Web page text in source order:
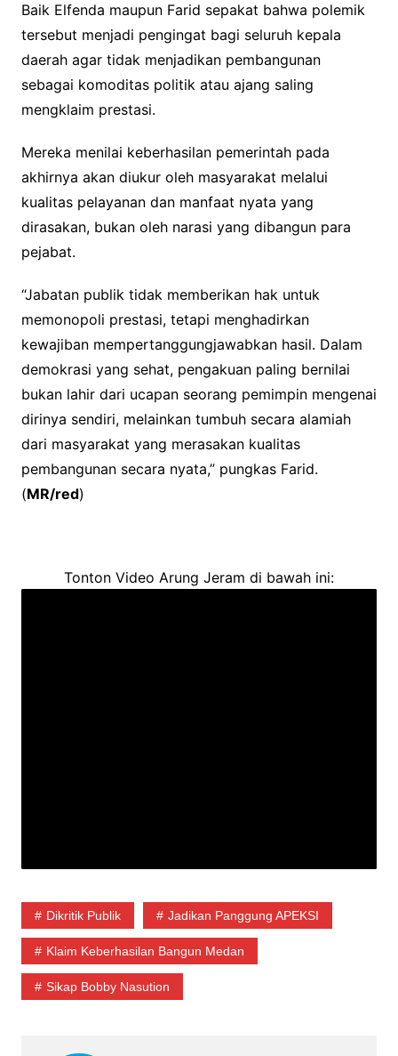
Baik Elfenda maupun Farid sepakat bahwa polemik
tersebut menjadi pengingat bagi seluruh kepala
daerah agar tidak menjadikan pembangunan
sebagai komoditas politik atau ajang saling
mengklaim prestasi.
Mereka menilai keberhasilan pemerintah pada
akhirnya akan diukur oleh masyarakat melalui
kualitas pelayanan dan manfaat nyata yang
dirasakan, bukan oleh narasi yang dibangun para
pejabat.
“Jabatan publik tidak memberikan hak untuk
memonopoli prestasi, tetapi menghadirkan
kewajiban mempertanggungjawabkan hasil. Dalam
demokrasi yang sehat, pengakuan paling bernilai
bukan lahir dari ucapan seorang pemimpin mengenai
dirinya sendiri, melainkan tumbuh secara alamiah
dari masyarakat yang merasakan kualitas
pembangunan secara nyata,” pungkas Farid.
(MR/red)
Tonton Video Arung Jeram di bawah ini:
Dikritik Publik Jadikan Panggung APEKSI
Klaim Keberhasilan Bangun Medan
Sikap Bobby Nasution